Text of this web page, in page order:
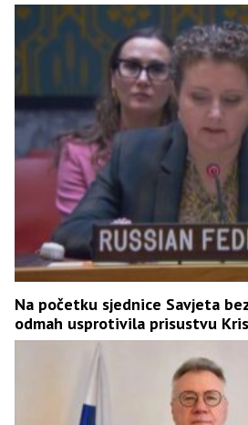
Na početku sjednice Savjeta
odmah usprotivila prisustvu